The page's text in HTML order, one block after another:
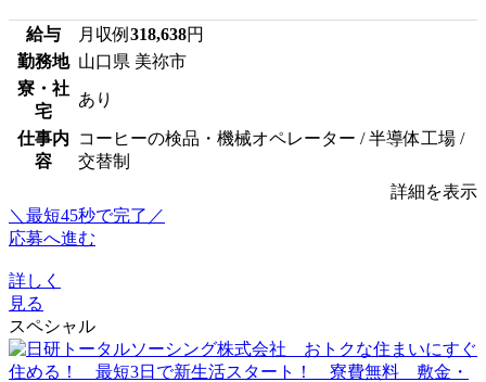
給与 月収例 318,638円
勤務地 山口県 美祢市
寮・社
宅
あり
仕事内
容
コーヒーの検品・機械オペレーター / 半導体工場 /
交替制
詳細を表示
＼最短45秒で完了／
応募へ進む
詳しく
見る
スペシャル